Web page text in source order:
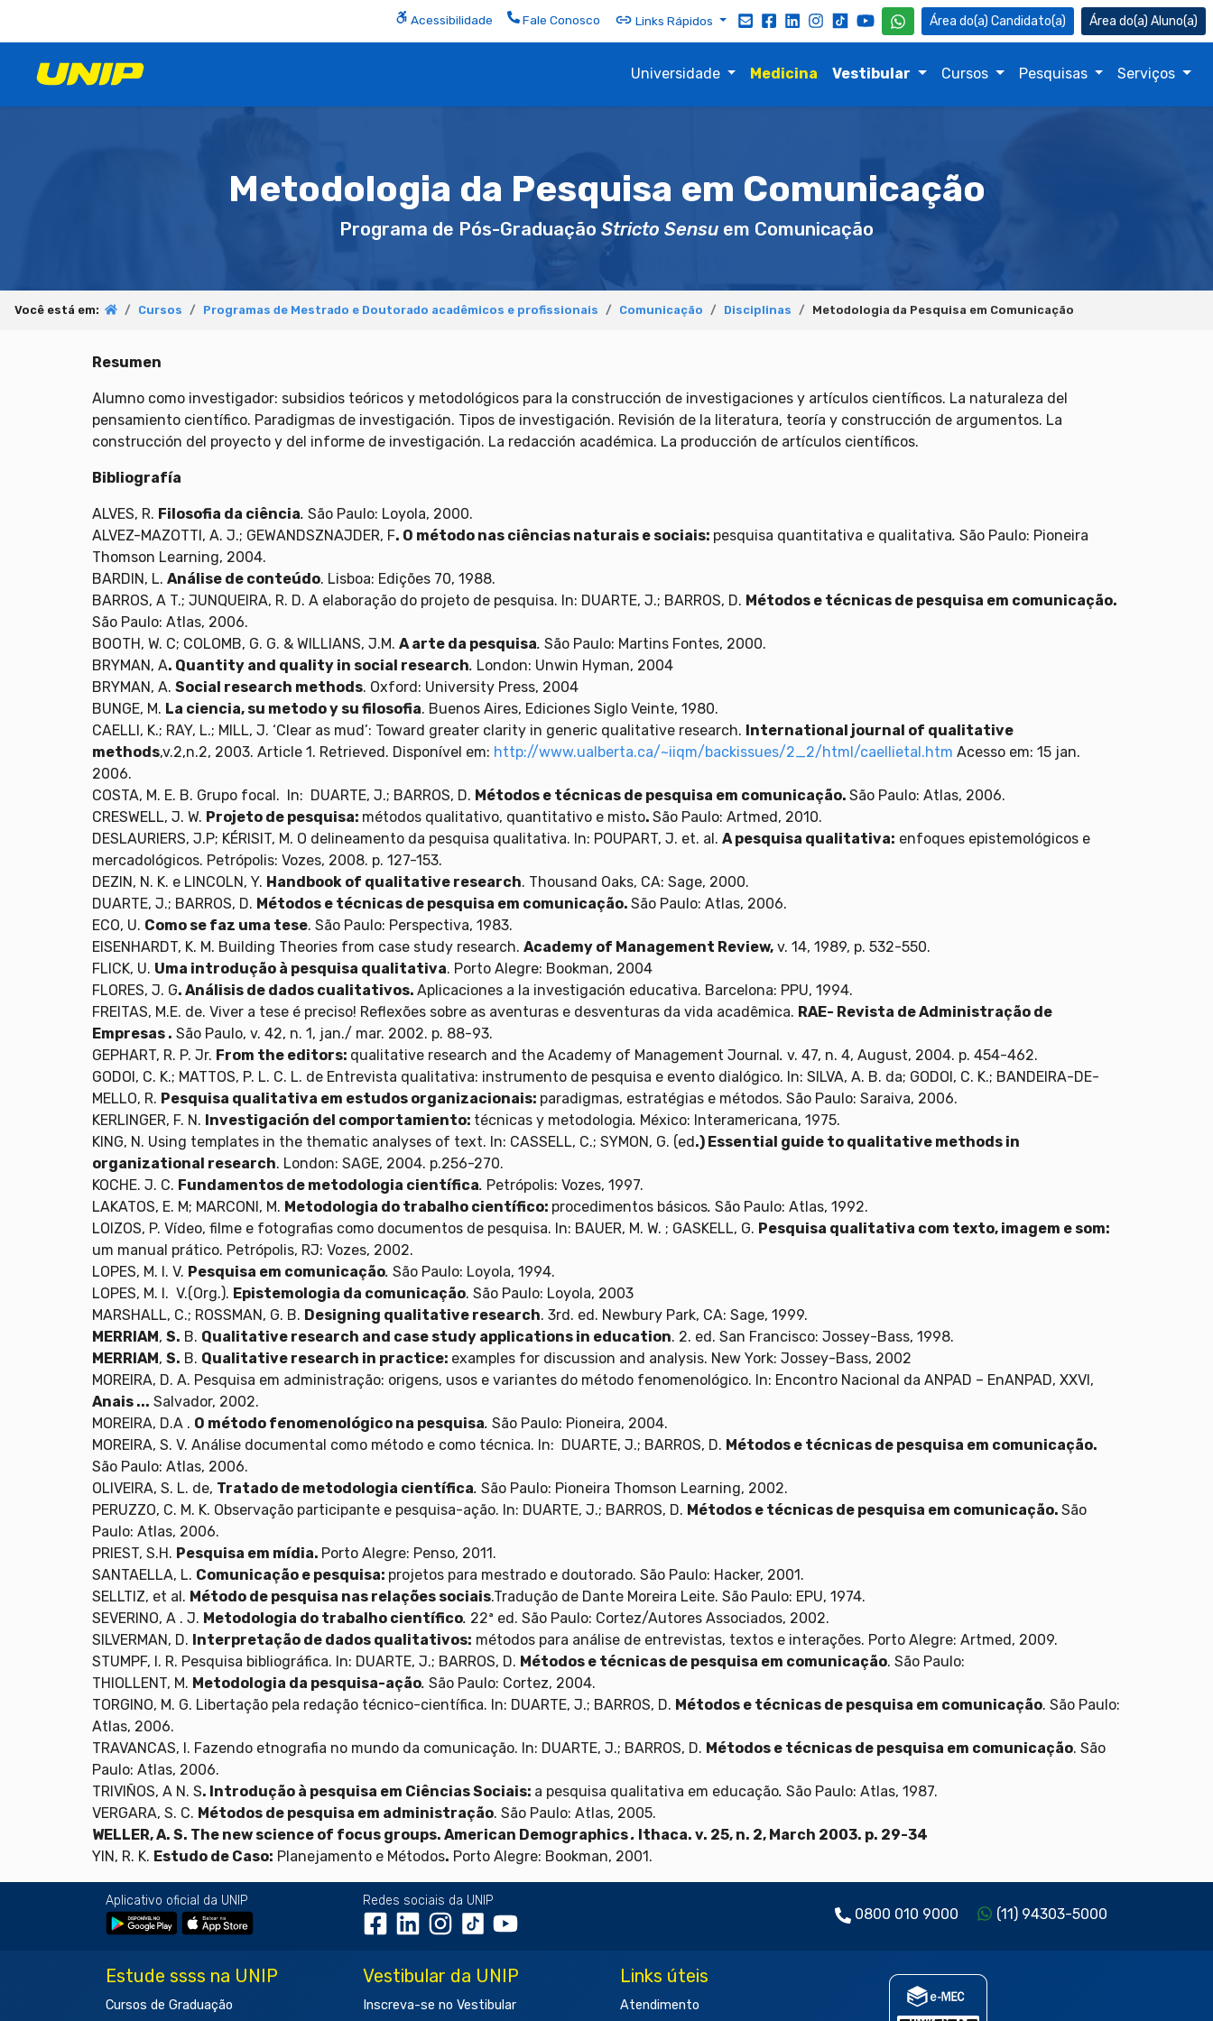
Acessibilidade Fale Conosco Links Rápidos Candidato(a) Aluno(a)
Universidade Medicina Vestibular Cursos Pesquisas Serviços
Metodologia da Pesquisa em Comunicação
Programa de Pós-Graduação Stricto Sensu em Comunicação
Você está em: Cursos Programas de Mestrado e Doutorado acadêmicos e profissionais Comunicação Disciplinas Metodologia da Pesquisa em Comunicação
Resumen
Alumno como investigador: subsidios teóricos y metodológicos para la construcción de investigaciones y artículos científicos. La naturaleza del
pensamiento científico. Paradigmas de investigación. Tipos de investigación. Revisión de la literatura, teoría y construcción de argumentos. La
construcción del proyecto y del informe de investigación. La redacción académica. La producción de artículos científicos.
Bibliografía
ALVES, R. Filosofia da ciência. São Paulo: Loyola, 2000.
ALVEZ-MAZOTTI, A. J.; GEWANDSZNAJDER, F. O método nas ciências naturais e sociais: pesquisa quantitativa e qualitativa. São Paulo: Pioneira
Thomson Learning, 2004.
BARDIN, L. Análise de conteúdo. Lisboa: Edições 70, 1988.
BARROS, A T.; JUNQUEIRA, R. D. A elaboração do projeto de pesquisa. In: DUARTE, J.; BARROS, D. Métodos e técnicas de pesquisa em comunicação.
São Paulo: Atlas, 2006.
BOOTH, W. C; COLOMB, G. G. & WILLIANS, J.M. A arte da pesquisa. São Paulo: Martins Fontes, 2000.
BRYMAN, A. Quantity and quality in social research. London: Unwin Hyman, 2004
BRYMAN, A. Social research methods. Oxford: University Press, 2004
BUNGE, M. La ciencia, su metodo y su filosofia. Buenos Aires, Ediciones Siglo Veinte, 1980.
CAELLI, K.; RAY, L.; MILL, J. ‘Clear as mud’: Toward greater clarity in generic qualitative research. International journal of qualitative
methods,v.2,n.2, 2003. Article 1. Retrieved. Disponível em: http://www.ualberta.ca/~iiqm/backissues/2_2/html/caellietal.htm Acesso em: 15 jan.
2006.
COSTA, M. E. B. Grupo focal. In: DUARTE, J.; BARROS, D. Métodos e técnicas de pesquisa em comunicação. São Paulo: Atlas, 2006.
CRESWELL, J. W. Projeto de pesquisa: métodos qualitativo, quantitativo e misto. São Paulo: Artmed, 2010.
DESLAURIERS, J.P; KÉRISIT, M. O delineamento da pesquisa qualitativa. In: POUPART, J. et. al. A pesquisa qualitativa: enfoques epistemológicos e
mercadológicos. Petrópolis: Vozes, 2008. p. 127-153.
DEZIN, N. K. e LINCOLN, Y. Handbook of qualitative research. Thousand Oaks, CA: Sage, 2000.
DUARTE, J.; BARROS, D. Métodos e técnicas de pesquisa em comunicação. São Paulo: Atlas, 2006.
ECO, U. Como se faz uma tese. São Paulo: Perspectiva, 1983.
EISENHARDT, K. M. Building Theories from case study research. Academy of Management Review, v. 14, 1989, p. 532-550.
FLICK, U. Uma introdução à pesquisa qualitativa. Porto Alegre: Bookman, 2004
FLORES, J. G. Análisis de dados cualitativos. Aplicaciones a la investigación educativa. Barcelona: PPU, 1994.
FREITAS, M.E. de. Viver a tese é preciso! Reflexões sobre as aventuras e desventuras da vida acadêmica. RAE- Revista de Administração de
Empresas . São Paulo, v. 42, n. 1, jan./ mar. 2002. p. 88-93.
GEPHART, R. P. Jr. From the editors: qualitative research and the Academy of Management Journal. v. 47, n. 4, August, 2004. p. 454-462.
GODOI, C. K.; MATTOS, P. L. C. L. de Entrevista qualitativa: instrumento de pesquisa e evento dialógico. In: SILVA, A. B. da; GODOI, C. K.; BANDEIRA-DE-
MELLO, R. Pesquisa qualitativa em estudos organizacionais: paradigmas, estratégias e métodos. São Paulo: Saraiva, 2006.
KERLINGER, F. N. Investigación del comportamiento: técnicas y metodologia. México: Interamericana, 1975.
KING, N. Using templates in the thematic analyses of text. In: CASSELL, C.; SYMON, G. (ed.) Essential guide to qualitative methods in
organizational research. London: SAGE, 2004. p.256-270.
KOCHE. J. C. Fundamentos de metodologia científica. Petrópolis: Vozes, 1997.
LAKATOS, E. M; MARCONI, M. Metodologia do trabalho científico: procedimentos básicos. São Paulo: Atlas, 1992.
LOIZOS, P. Vídeo, filme e fotografias como documentos de pesquisa. In: BAUER, M. W. ; GASKELL, G. Pesquisa qualitativa com texto, imagem e som:
um manual prático. Petrópolis, RJ: Vozes, 2002.
LOPES, M. I. V. Pesquisa em comunicação. São Paulo: Loyola, 1994.
LOPES, M. I. V.(Org.). Epistemologia da comunicação. São Paulo: Loyola, 2003
MARSHALL, C.; ROSSMAN, G. B. Designing qualitative research. 3rd. ed. Newbury Park, CA: Sage, 1999.
MERRIAM, S. B. Qualitative research and case study applications in education. 2. ed. San Francisco: Jossey-Bass, 1998.
MERRIAM, S. B. Qualitative research in practice: examples for discussion and analysis. New York: Jossey-Bass, 2002
MOREIRA, D. A. Pesquisa em administração: origens, usos e variantes do método fenomenológico. In: Encontro Nacional da ANPAD – EnANPAD, XXVI,
Anais ... Salvador, 2002.
MOREIRA, D.A . O método fenomenológico na pesquisa. São Paulo: Pioneira, 2004.
MOREIRA, S. V. Análise documental como método e como técnica. In: DUARTE, J.; BARROS, D. Métodos e técnicas de pesquisa em comunicação.
São Paulo: Atlas, 2006.
OLIVEIRA, S. L. de, Tratado de metodologia científica. São Paulo: Pioneira Thomson Learning, 2002.
PERUZZO, C. M. K. Observação participante e pesquisa-ação. In: DUARTE, J.; BARROS, D. Métodos e técnicas de pesquisa em comunicação. São
Paulo: Atlas, 2006.
PRIEST, S.H. Pesquisa em mídia. Porto Alegre: Penso, 2011.
SANTAELLA, L. Comunicação e pesquisa: projetos para mestrado e doutorado. São Paulo: Hacker, 2001.
SELLTIZ, et al. Método de pesquisa nas relações sociais.Tradução de Dante Moreira Leite. São Paulo: EPU, 1974.
SEVERINO, A . J. Metodologia do trabalho científico. 22ª ed. São Paulo: Cortez/Autores Associados, 2002.
SILVERMAN, D. Interpretação de dados qualitativos: métodos para análise de entrevistas, textos e interações. Porto Alegre: Artmed, 2009.
STUMPF, I. R. Pesquisa bibliográfica. In: DUARTE, J.; BARROS, D. Métodos e técnicas de pesquisa em comunicação. São Paulo:
THIOLLENT, M. Metodologia da pesquisa-ação. São Paulo: Cortez, 2004.
TORGINO, M. G. Libertação pela redação técnico-científica. In: DUARTE, J.; BARROS, D. Métodos e técnicas de pesquisa em comunicação. São Paulo:
Atlas, 2006.
TRAVANCAS, I. Fazendo etnografia no mundo da comunicação. In: DUARTE, J.; BARROS, D. Métodos e técnicas de pesquisa em comunicação. São
Paulo: Atlas, 2006.
TRIVIÑOS, A N. S. Introdução à pesquisa em Ciências Sociais: a pesquisa qualitativa em educação. São Paulo: Atlas, 1987.
VERGARA, S. C. Métodos de pesquisa em administração. São Paulo: Atlas, 2005.
WELLER, A. S. The new science of focus groups. American Demographics. Ithaca. v. 25, n. 2, March 2003. p. 29-34
YIN, R. K. Estudo de Caso: Planejamento e Métodos. Porto Alegre: Bookman, 2001.
Aplicativo oficial da UNIP Redes sociais da UNIP
0800 010 9000 (11) 94303-5000
Estude ssss na UNIP
Cursos de Graduação
Vestibular da UNIP
Inscreva-se no Vestibular
Links úteis
Atendimento